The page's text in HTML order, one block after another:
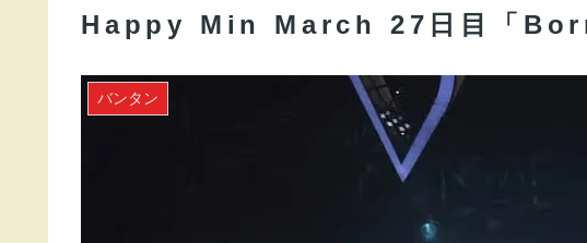
Happy Min March 27日目「
バンタン